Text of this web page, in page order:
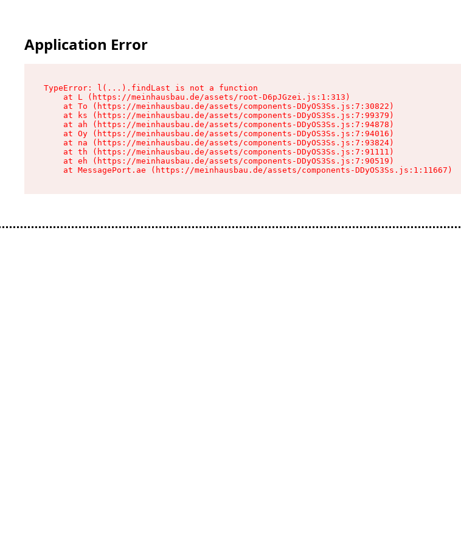
Application Error
TypeError: l(...).findLast is not a function
    at L (https://meinhausbau.de/assets/root-D6pJGzei.js:1:313)
    at To (https://meinhausbau.de/assets/components-DDyOS3Ss.js:7:30822)
    at ks (https://meinhausbau.de/assets/components-DDyOS3Ss.js:7:99379)
    at ah (https://meinhausbau.de/assets/components-DDyOS3Ss.js:7:94878)
    at Oy (https://meinhausbau.de/assets/components-DDyOS3Ss.js:7:94016)
    at na (https://meinhausbau.de/assets/components-DDyOS3Ss.js:7:93824)
    at th (https://meinhausbau.de/assets/components-DDyOS3Ss.js:7:91111)
    at eh (https://meinhausbau.de/assets/components-DDyOS3Ss.js:7:90519)
    at MessagePort.ae (https://meinhausbau.de/assets/components-DDyOS3Ss.js:1:11667)